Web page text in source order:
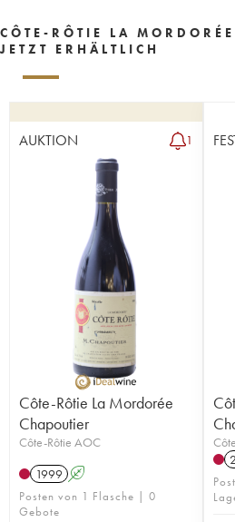
CÔTE-RÔTIE LA
JETZT ERHÄLTLICH
AUKTION 1
Côte-Rôtie La Mordorée
Chapoutier
Côte-Rôtie AOC
1999 A
Posten von 1 Flasche | 0
Gebote